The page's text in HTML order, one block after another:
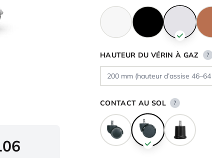
HAUTEUR DU VÉRIN À GAZ ?
CONTACT AU SOL ?